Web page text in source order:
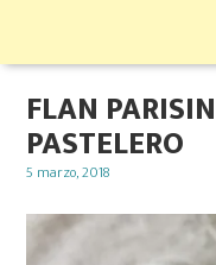
FLAN
PASTELERO
Posted
5 marzo, 2018